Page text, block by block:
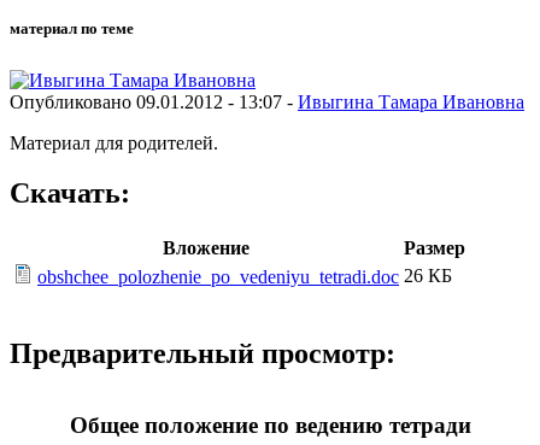
материал по теме
Опубликовано 09.01.2012 - 13:07 - Ивыгина Тамара Ивановна
Материал для родителей.
Скачать:
Вложение
Размер
obshchee_polozhenie_po_vedeniyu_tetradi.doc 26 КБ
Предварительный просмотр:
Общее положение по ведению тетради